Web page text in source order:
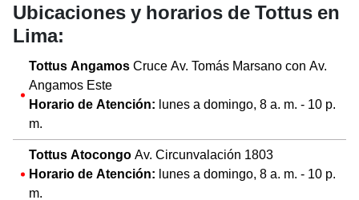
Ubicaciones y horarios de Tottus en
Lima:
Tottus Angamos Cruce Av. Tomás Marsano con Av.
Angamos Este
Horario de Atención: lunes a domingo, 8 a. m. - 10 p.
m.
Tottus Atocongo Av. Circunvalación 1803
Horario de Atención: lunes a domingo, 8 a. m. - 10 p.
m.